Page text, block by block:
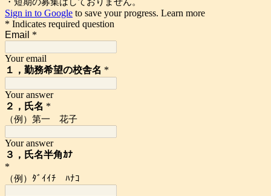
Sign in to Google to save your progress. Learn more
* Indicates required question
Email *
Your email
１，勤務希望の校舎名 *
Your answer
２，氏名 *
（例）第一 花子
Your answer
３，氏名半角ｶﾅ
*
（例）ﾀﾞｲｲﾁ ﾊﾅｺ